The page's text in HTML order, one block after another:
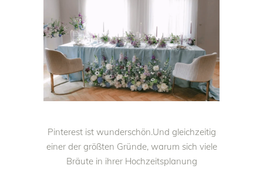
Pinterest ist wunderschön.Und gleichzeitig
einer der größten Gründe, warum sich viele
Bräute in ihrer Hochzeitsplanung